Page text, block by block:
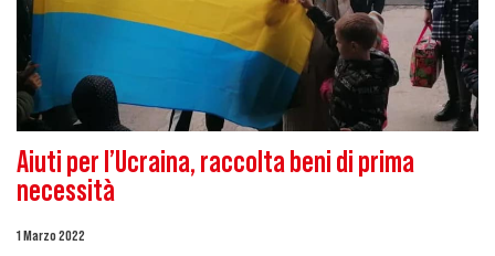
Aiuti per l’Ucraina, raccolta beni di prima
necessità
1 Marzo 2022